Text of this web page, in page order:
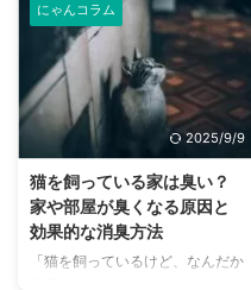
にゃんコラム
2025/9/9
猫を飼っている家は臭い？
家や部屋が臭くなる原因と
効果的な消臭方法
「猫を飼っているけど、なんだか